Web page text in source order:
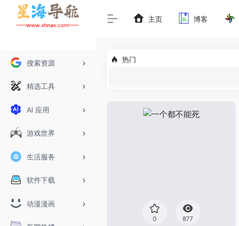
搜索资源
精选工具
AI 应用
游戏世界
生活服务
软件下载
动漫漫画
主页 博客
热门
0 877